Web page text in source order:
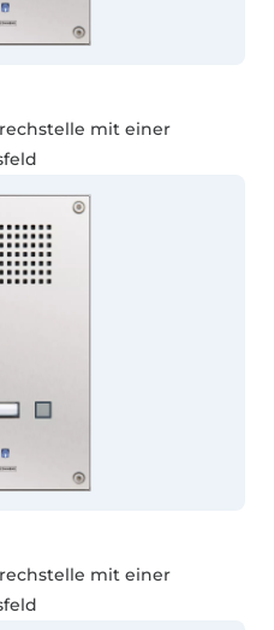
mit einer
mit einer